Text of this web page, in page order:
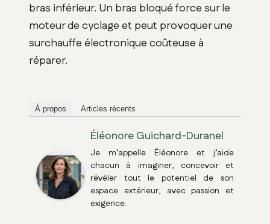
bras inférieur. Un bras bloqué force sur le
moteur de cyclage et peut provoquer une
surchauffe électronique coûteuse à
réparer.
À propos Articles récents
Éléonore Guichard-Duranel
Je m’appelle Éléonore et j’aide
chacun à imaginer, concevoir et
révéler tout le potentiel de son
espace extérieur, avec passion et
exigence.